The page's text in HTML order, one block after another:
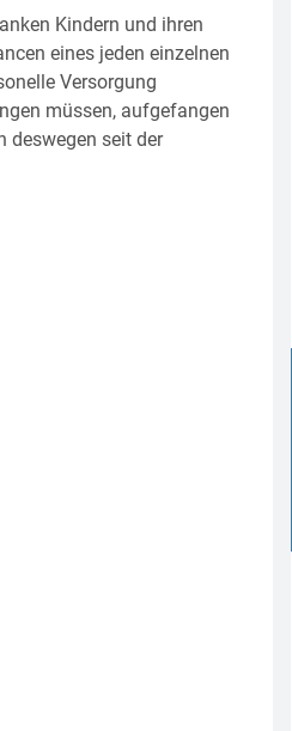
Kindern und ihren
eines jeden einzelnen
Versorgung
müssen, aufgefangen
deswegen seit der